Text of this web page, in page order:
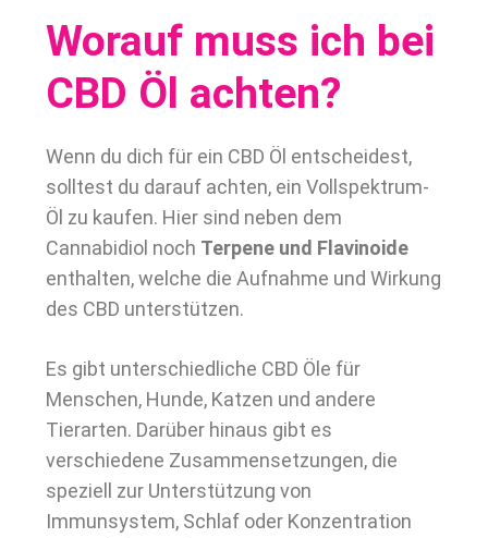
Worauf muss ich bei
CBD Öl achten?
Wenn du dich für ein CBD Öl entscheidest,
solltest du darauf achten, ein Vollspektrum-
Öl zu kaufen. Hier sind neben dem
Cannabidiol noch Terpene und Flavinoide
enthalten, welche die Aufnahme und Wirkung
des CBD unterstützen.
Es gibt unterschiedliche CBD Öle für
Menschen, Hunde, Katzen und andere
Tierarten. Darüber hinaus gibt es
verschiedene Zusammensetzungen, die
speziell zur Unterstützung von
Immunsystem, Schlaf oder Konzentration